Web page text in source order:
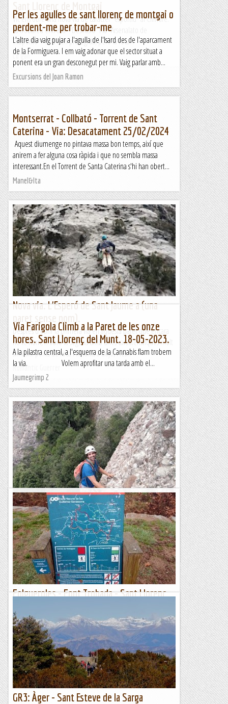
Vic ens obre una nova via de caràcter "esportiu" al Cilindre.
La trobareu entre la "Desilusió" i la "Arsenalato de
Titaponio". Està ben protegida, però la roca...
Lo gall
Per les agulles de sant llorenç de montgai o
perdent-me per trobar-me
L'altre dia vaig pujar a l'agulla de l'Isard des de l'aparcament
de la Formiguera. I em vaig adonar que el sector situat a
ponent era un gran desconegut per mi. Vaig parlar amb...
Excursions del Joan Ramon
Montserrat - Collbató - Torrent de Sant
Caterina - Via: Desacatament 25/02/2024
Aquest diumenge no pintava massa bon temps, així que
anirem a fer alguna cosa ràpida i que no sembla massa
interessant.En el Torrent de Santa Caterina s'hi han obert...
Manel&Ita
Nova via. L'Esperó de Sant Jaume a (una
Després d'obrir la primera via en aquesta paret que encara
no té nom, n'obro la segona amb unes característiques molt
similars: ponts de roca i flotants a dojo, i les...
Romàntic Guerrer
Via Farigola Climb a la Paret de les onze
hores. Sant Llorenç del Munt. 18-05-2023.
A la pilastra central, a l'esquerra de la Cannabis flam trobem
la via. Volem aprofitar una tarda amb el...
Jaumegrimp 2
Aresta del Violí a la Miranda de Sant Benet.
Molt guapa via en el seu grau, amb una pedra de primera
divisió i un traçat súper xulo. Fins l'any 2013 es trobava
equipada amb parabolts i és considerava una escalada de...
Bloc Empotrat
Folgueroles - Font Trobada - Sant Llorenç
Dissabte 17 de febrer de 2024Hora de sortida: ¾ de set del
matí. Ubicació: Comarca d’Osona. Temps aproximat: 5 h 15
min (16,3 km) Desnivell: 591 m...
Maifemcim.cat
GR3: Àger - Sant Esteve de la Sarga